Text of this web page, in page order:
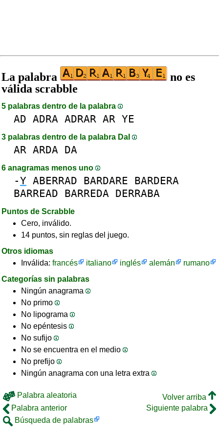
La palabra
no es
válida scrabble
5 palabras dentro de la palabra
AD ADRA ADRAR AR YE
3 palabras dentro de la palabra DaI
AR ARDA DA
6 anagramas menos uno
-Y ABERRAD BARDARE BARDERA
BARREAD BARREDA DERRABA
Puntos de Scrabble
Cero, inválido.
14 puntos, sin reglas del juego.
Otros idiomas
Inválida: francés italiano inglés alemán
rumano
Categorías sin palabras
Ningún anagrama
No primo
No lipograma
No epéntesis
No sufijo
No se encuentra en el medio
No prefijo
Ningún anagrama con una letra extra
Palabra aleatoria
Volver arriba
Palabra anterior
Siguiente palabra
Búsqueda de palabras